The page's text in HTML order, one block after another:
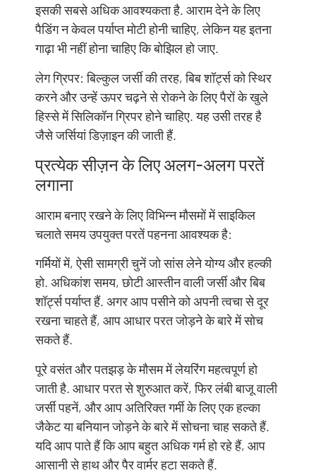
इसकी सबसे अधिक आवश्यकता है. आराम देने के लिए
पैडिंग न केवल पर्याप्त मोटी होनी चाहिए, लेकिन यह इतना
गाढ़ा भी नहीं होना चाहिए कि बोझिल हो जाए.
लेग ग्रिपर: बिल्कुल जर्सी की तरह, बिब शॉर्ट्स को स्थिर
करने और उन्हें ऊपर चढ़ने से रोकने के लिए पैरों के खुले
हिस्से में सिलिकॉन ग्रिपर होने चाहिए. यह उसी तरह है
जैसे जर्सियां ​​डिज़ाइन की जाती हैं.
प्रत्येक सीज़न के लिए अलग-अलग परतें
लगाना
आराम बनाए रखने के लिए विभिन्न मौसमों में साइकिल
चलाते समय उपयुक्त परतें पहनना आवश्यक है:
गर्मियों में, ऐसी सामग्री चुनें जो सांस लेने योग्य और हल्की
हो. अधिकांश समय, छोटी आस्तीन वाली जर्सी और बिब
शॉर्ट्स पर्याप्त हैं. अगर आप पसीने को अपनी त्वचा से दूर
रखना चाहते हैं, आप आधार परत जोड़ने के बारे में सोच
सकते हैं.
पूरे वसंत और पतझड़ के मौसम में लेयरिंग महत्वपूर्ण हो
जाती है. आधार परत से शुरुआत करें, फिर लंबी बाजू वाली
जर्सी पहनें, और आप अतिरिक्त गर्मी के लिए एक हल्का
जैकेट या बनियान जोड़ने के बारे में सोचना चाह सकते हैं.
यदि आप पाते हैं कि आप बहुत अधिक गर्म हो रहे हैं, आप
आसानी से हाथ और पैर वार्मर हटा सकते हैं.